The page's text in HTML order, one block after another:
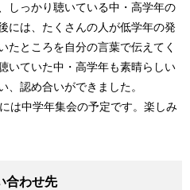
しっかり聴いている中・高学年の
には、たくさんの人が低学年の発
たところを自分の言葉で伝えてく
いていた中・高学年も素晴らしい
、認め合いができました。
は中学年集会の予定です。楽しみ
合わせ先